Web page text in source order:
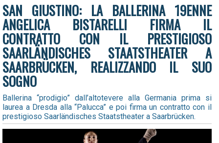
SAN GIUSTINO: LA BALLERINA 19ENNE
ANGELICA BISTARELLI FIRMA IL
CONTRATTO CON IL PRESTIGIOSO
SAARLÄNDISCHES STAATSTHEATER A
SAARBRÜCKEN, REALIZZANDO IL SUO
SOGNO
Ballerina “prodigio” dall’altotevere alla Germania prima si
laurea a Dresda alla “Palucca” e poi firma un contratto con il
prestigioso Saarländisches Staatstheater a Saarbrücken.